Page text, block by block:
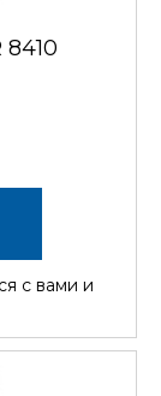
с вами и